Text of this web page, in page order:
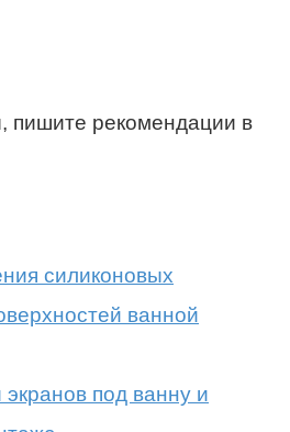
пишите рекомендации в
силиконовых
ванной
под ванну и